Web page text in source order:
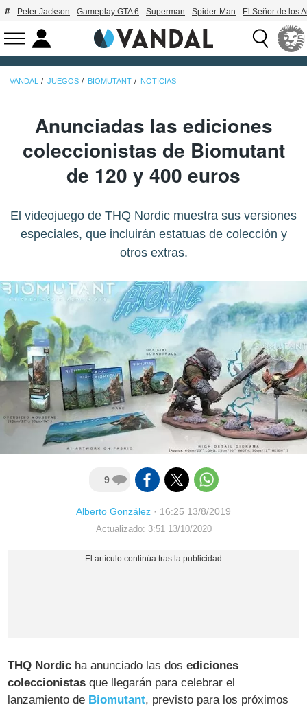
Peter Jackson Gameplay GTA 6 Superman Spider-Man El Señor de los
VANDAL JUEGOS BIOMUTANT NOTICIAS
Anunciadas las ediciones
coleccionistas de Biomutant
de 120 y 400 euros
El videojuego de THQ Nordic muestra sus versiones
especiales, que incluirán estatuas de colección y
otros extras.
9
Alberto González · 16:25 13/8/2019
Actualizado: 3:51 13/10/2020
THQ Nordic ha anunciado las dosediciones
coleccionistas que llegarán para celebrar el
lanzamiento de Biomutant, previsto para los próximos